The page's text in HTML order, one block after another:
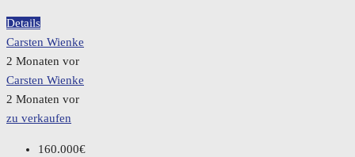
Details
Carsten Wienke
2 Monaten vor
Carsten Wienke
2 Monaten vor
zu verkaufen
160.000€